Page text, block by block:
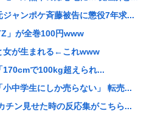
ャンポケ斉藤被告に懲役7年求...
」が全巻100円www
女が生まれる←これwww
170cmで100kg超えられ...
中学生にしか売らない」 転売...
チン見せた時の反応集がこちら...